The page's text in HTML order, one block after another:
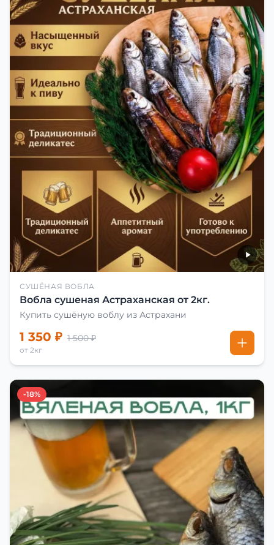
СУШЁНАЯ ВОБЛА
Вобла сушеная Астраханская от 2кг.
Купить сушёную воблу из Астрахани
1 350 ₽ 1 500 ₽
от 2кг
-18%